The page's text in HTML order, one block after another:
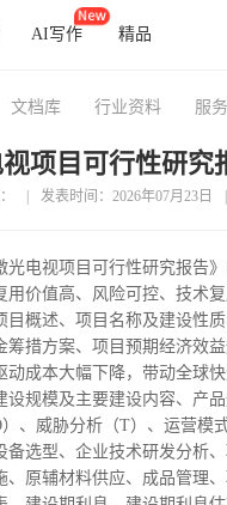
AI写作 精品
文档库 行业资料 服
项目可行性研究
发表时间：2026年07月23日
光电视项目可行性研究报告
用价值高、风险可控、技术
目概述、项目名称及建设性
筹措方案、项目预期经济效
动成本大幅下降，带动全球
设规模及主要建设内容、产
）、威胁分析（T）、运营
备选型、企业技术研发分析
、原辅材料供应、成品管理